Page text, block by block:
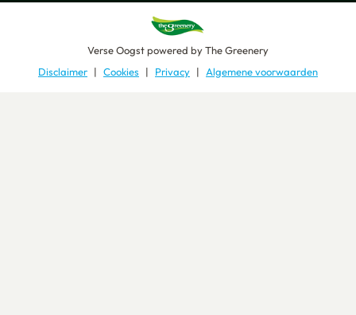
Verse Oogstpowered byThe Greenery
Disclaimer
Cookies Privacy Algemene voorwaarden